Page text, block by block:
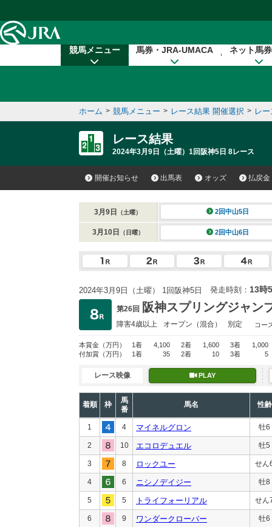
競馬メニュー 馬券・JRA-UMACA ネット馬
ホーム > 競馬メニュー > レース結果 開催選択 > レ
レース結果
2024年3月9日（土曜）1回阪神5日 8レース
開催お知らせ 出馬表 オッズ 払戻金
3月9日 （土曜） 2回中山5日
3月10日 （日曜） 2回中山6日
2024年3月9日（土曜） 1回阪神5日 発走時刻： 13時
第26回 阪神スプリングジャン
障害4歳以上 オープン （混合） 別定 コー
本賞金 （万円） 1着 4,100 2着 1,600 3着
1,000
付加賞 （万円） 1着 35 2着 10 3着 5
レース映像 PLAY
着順 枠
馬
番
馬名 性齢
1 4 マイネルグロン 牡6
2 10 エコロデュエル 牡5
3 8 ロックユー せん
4 6 ニシノデイジー 牡8
5 5 トライフォーリアル せん
6 9 ワンダークローバー 牡6